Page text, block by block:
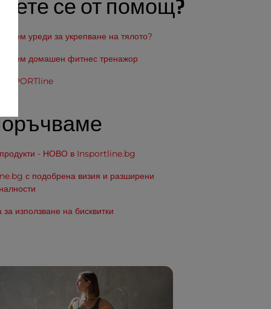
се от помощ?
уреди за укрепване на тялото?
домашен фитнес тренажор
inSPORTline
- НОВО в Insportline.bg
с подобрена визия и разширени
за използване на бисквитки